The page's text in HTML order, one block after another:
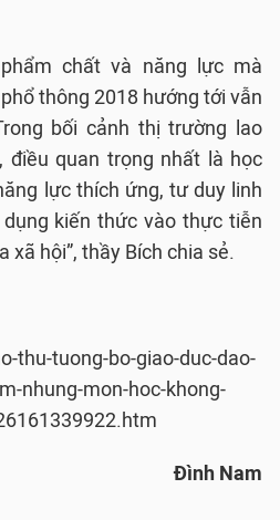
chất và năng lực mà
thông 2018 hướng tới vẫn
bối cảnh thị trường lao
điều quan trọng nhất là học
lực thích ứng, tư duy linh
kiến thức vào thực tiễn
xã hội”, thầy Bích chia sẻ.
thu-tuong-bo-giao-duc-dao-
nhung-mon-hoc-khong-
Đình Nam